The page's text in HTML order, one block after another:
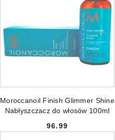
Moroccanoil Finish Glimmer Shine
Nabłyszczacz do włosów 100ml
Cena:
96.99